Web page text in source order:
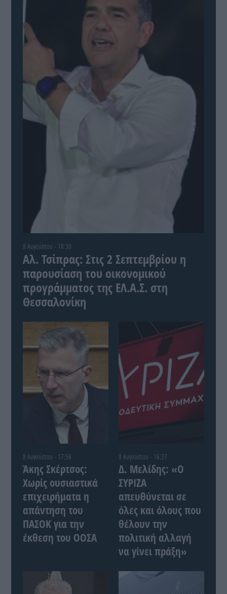
8 Αυγούστου - 18:30
Αλ. Τσίπρας: Στις 2 Σεπτεμβρίου η
παρουσίαση του οικονομικού
προγράμματος της ΕΛ.Α.Σ. στη
Θεσσαλονίκη
8 Αυγούστου - 17:58
Άκης Σκέρτσος:
Χωρίς ουσιαστικά
επιχειρήματα η
απάντηση του
ΠΑΣΟΚ για την
έκθεση του ΟΟΣΑ
8 Αυγούστου - 16:37
Δ. Μελίδης: «Ο
ΣΥΡΙΖΑ
απευθύνεται σε
όλες και όλους που
θέλουν την
πολιτική αλλαγή
να γίνει πράξη»